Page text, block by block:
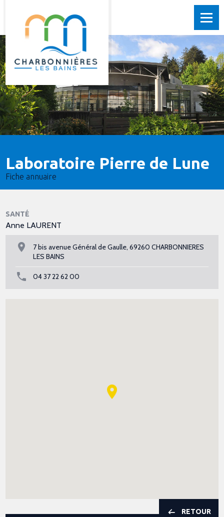
Laboratoire Pierre de Lune
Fiche annuaire
SANTÉ
Anne LAURENT
7 bis avenue Général de Gaulle, 69260 CHARBONNIERES
LES BAINS
04 37 22 62 00
RETOUR